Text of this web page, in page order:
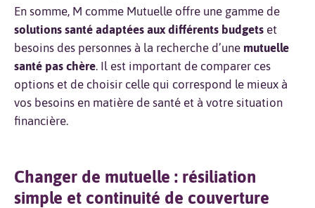
En somme, M comme Mutuelle offre une gamme de
solutions santé adaptées aux différents budgets et
besoins des personnes à la recherche d’une mutuelle
santé pas chère. Il est important de comparer ces
options et de choisir celle qui correspond le mieux à
vos besoins en matière de santé et à votre situation
financière.
Changer de mutuelle : résiliation
simple et continuité de couverture